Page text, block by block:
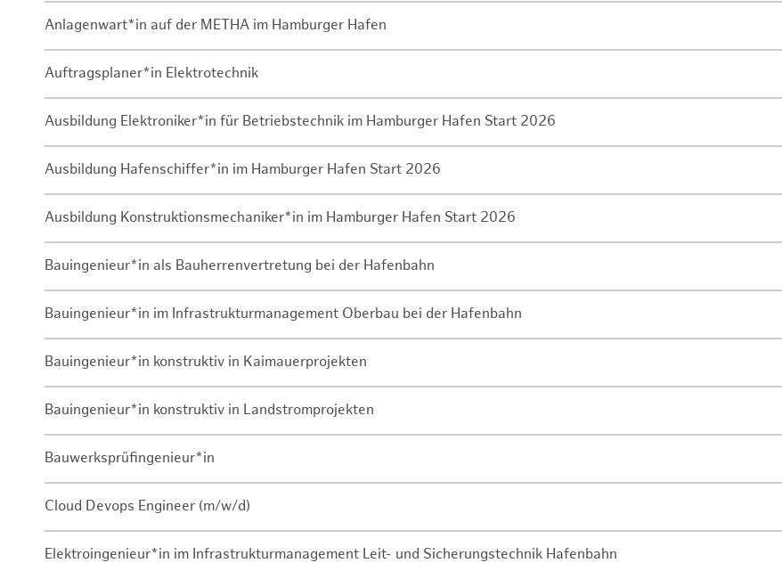
Anlagenwart*in auf der METHA im Hamburger Hafen
Auftragsplaner*in Elektrotechnik
Ausbildung Elektroniker*in für Betriebstechnik im Hamburger Hafen Start 2026
Ausbildung Hafenschiffer*in im Hamburger Hafen Start 2026
Ausbildung Konstruktionsmechaniker*in im Hamburger Hafen Start 2026
Bauingenieur*in als Bauherrenvertretung bei der Hafenbahn
Bauingenieur*in im Infrastrukturmanagement Oberbau bei der Hafenbahn
Bauingenieur*in konstruktiv in Kaimauerprojekten
Bauingenieur*in konstruktiv in Landstromprojekten
Bauwerksprüfingenieur*in
Cloud Devops Engineer (m/w/d)
Elektroingenieur*in im Infrastrukturmanagement Leit- und Sicherungstechnik Hafenbahn